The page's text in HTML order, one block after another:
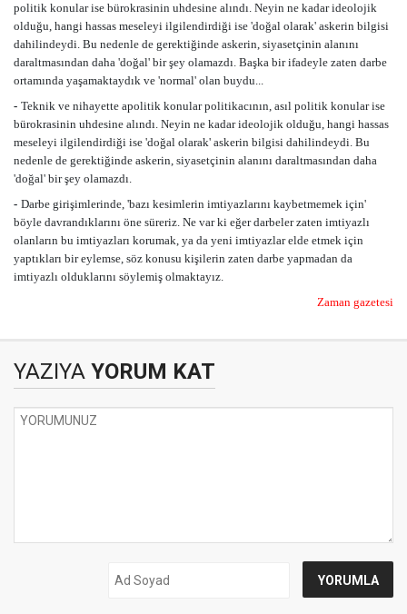
politik konular ise bürokrasinin uhdesine alındı. Neyin ne kadar ideolojik
olduğu, hangi hassas meseleyi ilgilendirdiği ise 'doğal olarak' askerin bilgisi
dahilindeydi. Bu nedenle de gerektiğinde askerin, siyasetçinin alanını
daraltmasından daha 'doğal' bir şey olamazdı. Başka bir ifadeyle zaten darbe
ortamında yaşamaktaydık ve 'normal' olan buydu...
- Teknik ve nihayette apolitik konular politikacının, asıl politik konular ise
bürokrasinin uhdesine alındı. Neyin ne kadar ideolojik olduğu, hangi hassas
meseleyi ilgilendirdiği ise 'doğal olarak' askerin bilgisi dahilindeydi. Bu
nedenle de gerektiğinde askerin, siyasetçinin alanını daraltmasından daha
'doğal' bir şey olamazdı.
- Darbe girişimlerinde, 'bazı kesimlerin imtiyazlarını kaybetmemek için'
böyle davrandıklarını öne süreriz. Ne var ki eğer darbeler zaten imtiyazlı
olanların bu imtiyazları korumak, ya da yeni imtiyazlar elde etmek için
yaptıkları bir eylemse, söz konusu kişilerin zaten darbe yapmadan da
imtiyazlı olduklarını söylemiş olmaktayız.
Zaman gazetesi
YAZIYA YORUM KAT